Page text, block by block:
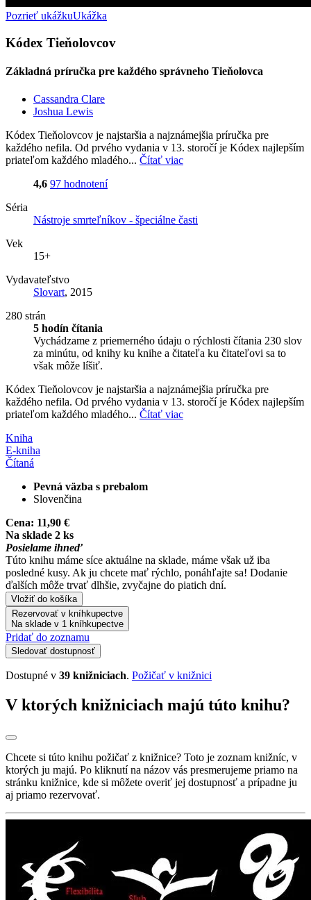
Pozrieť ukážkuUkážka
Kódex Tieňolovcov
Základná príručka pre každého správneho Tieňolovca
Cassandra Clare
Joshua Lewis
Kódex Tieňolovcov je najstaršia a najznámejšia príručka pre
každého nefila. Od prvého vydania v 13. storočí je Kódex najlepším
priateľom každého mladého... Čítať viac
4,6 97 hodnotení
Séria
Nástroje smrteľníkov - špeciálne časti
Vek
15+
Vydavateľstvo
Slovart, 2015
280 strán
5 hodín čítania
Vychádzame z priemerného údaju o rýchlosti čítania 230 slov
za minútu, od knihy ku knihe a čitateľa ku čitateľovi sa to
však môže líšiť.
Kódex Tieňolovcov je najstaršia a najznámejšia príručka pre
každého nefila. Od prvého vydania v 13. storočí je Kódex najlepším
priateľom každého mladého... Čítať viac
Kniha
E-kniha
Čítaná
Pevná väzba s prebalom
Slovenčina
Cena: 11,90 €
Na sklade 2 ks
Posielame ihneď
Túto knihu máme síce aktuálne na sklade, máme však už iba
posledné kusy. Ak ju chcete mať rýchlo, ponáhľajte sa! Dodanie
ďalších môže trvať dlhšie, zvyčajne do piatich dní.
Vložiť do košíka
Rezervovať v kníhkupectve
Na sklade v 1 kníhkupectve
Pridať do zoznamu
Sledovať dostupnosť
Dostupné v 39 knižniciach. Požičať v knižnici
V ktorých knižniciach majú túto knihu?
Chcete si túto knihu požičať z knižnice? Toto je zoznam knižníc, v
ktorých ju majú. Po kliknutí na názov vás presmerujeme priamo na
stránku knižnice, kde si môžete overiť jej dostupnosť a prípadne ju
aj priamo rezervovať.